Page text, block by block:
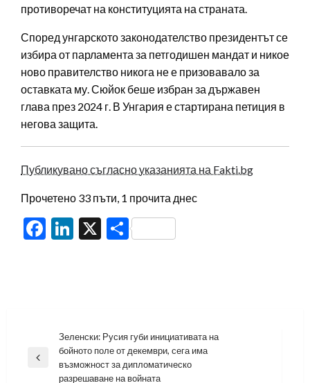
противоречат на конституцията на страната.
Според унгарското законодателство президентът се
избира от парламента за петгодишен мандат и никое
ново правителство никога не е призовавало за
оставката му. Сюйок беше избран за държавен
глава през 2024 г. В Унгария е стартирана петиция в
негова защита.
Публикувано съгласно указанията на Fakti.bg
Прочетено 33 пъти, 1 прочита днес
Facebook
LinkedIn
X Share
Навигация
Previous
Зеленски: Русия губи инициативата на
бойното поле от декември, сега има
възможност за дипломатическо
разрешаване на войната